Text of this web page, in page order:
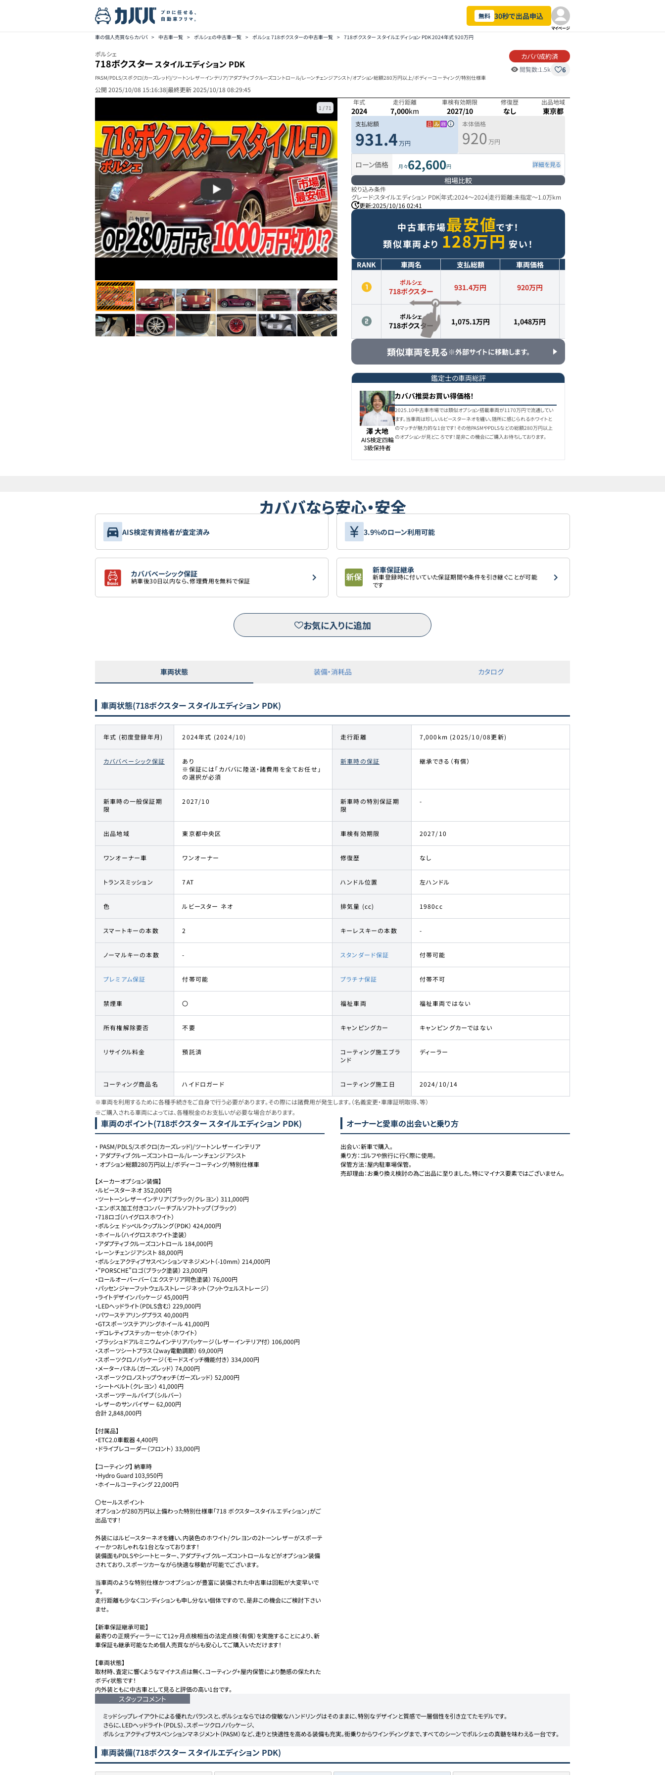
無料 30秒で出品申込
マイページ
車の個人売買ならカババ > 中古車一覧 > ポルシェの中古車一覧 > ポルシェ 718ボクスターの中古車一覧 > 718ボクスター スタイルエディション PDK 2024年式 920万円
ポルシェ
718ボクスタースタイルエディション PDK
PASM/PDLS/スポクロ(カーズレッド)/ツートンレザーインテリア/アダプティブクルーズコントロール/レーンチェンジアシスト/オプション総額280万円以上/ボディーコーティング/特別仕様車
カババ成約済
閲覧数:1.5k 6
公開 2025/10/08 15:16:38|最終更新2025/10/18 08:29:45
1 /71
年式
2024
走行距離
7,000km
車検有効期限
2027/10
修復歴
なし
出品地域
東京都
支払総額
931.4万円
本体価格
920 万円
ローン価格 月々62,600円 詳細を見る
相場比較
絞り込み条件
グレード:スタイルエディション PDK年式:2024～2024走行距離:未指定～1.0万km
更新:2025/10/16 02:41
中古車市場最安値です！
類似車両より 128万円 安い！
RANK 車両名 支払総額 車両価格
ポルシェ
718ボクスター 931.4万円 920万円
ポルシェ
718ボクスター 1,075.1万円 1,048万円
類似車両を見る ※外部サイトに移動します。
鑑定士の車両総評
澤 大地
AIS検定四輪
3級保持者
カババ推奨お買い得価格！
2025.10中古車市場では類似オプション搭載車両が1170万円で流通してい
ます。当車両は珍しいルビースターネオを纏い、随所に感じられるホワイトと
のマッチが魅力的な1台です！その他PASMやPDLSなどの総額280万円以上
のオプションが見どころです！是非この機会にご購入お待ちしております。
カババなら安心・安全
AIS検定有資格者が査定済み 3.9%のローン利用可能
カババベーシック保証
納車後30日以内なら、修理費用を無料で保証
新車保証継承
新車登録時に付いていた保証期間や条件を引き継ぐことが可能
です
お気に入りに追加
車両状態 装備・消耗品 カタログ
車両状態(718ボクスター スタイルエディション PDK)
年式 (初度登録年月) 2024年式 (2024/10) 走行距離 7,000km (2025/10/08更新)
カババベーシック保証
あり
※保証には「カババに陸送・諸費用を全てお任せ」
の選択が必須
新車時の保証 継承できる（有償）
新車時の一般保証期
限
2027/10
新車時の特別保証期
限
-
出品地域 東京都中央区 車検有効期限 2027/10
ワンオーナー車 ワンオーナー 修復歴 なし
トランスミッション 7AT ハンドル位置 左ハンドル
色 ルビースター ネオ 排気量 (cc) 1980cc
スマートキーの本数 2 キーレスキーの本数 -
ノーマルキーの本数 - スタンダード保証 付帯可能
プレミアム保証 付帯可能 プラチナ保証 付帯不可
禁煙車 〇 福祉車両 福祉車両ではない
所有権解除要否 不要 キャンピングカー キャンピングカーではない
リサイクル料金 預託済
コーティング施工ブラ
ンド
ディーラー
コーティング商品名 ハイドロガード コーティング施工日 2024/10/14
※車両を利用するために各種手続きをご自身で行う必要があります。その際には諸費用が発生します。（名義変更・車庫証明取得、等）
※ご購入される車両によっては、各種税金のお支払いが必要な場合があります。
車両のポイント(718ボクスター スタイルエディション PDK)
・ PASM/PDLS/スポクロ(カーズレッド)/ツートンレザーインテリア
・ アダプティブクルーズコントロール/レーンチェンジアシスト
・ オプション総額280万円以上/ボディーコーティング/特別仕様車
【メーカーオプション装備】
・ルビースターネオ 352,000円
・ツートーンレザーインテリア（ブラック/クレヨン） 311,000円
・エンボス加工付きコンバーチブルソフトトップ（ブラック）
・718ロゴ（ハイグロスホワイト）
・ポルシェ ドッペルクップルング（PDK） 424,000円
・ホイール（ハイグロスホワイト塗装）
・アダプティブクルーズコントロール 184,000円
・レーンチェンジアシスト 88,000円
・ポルシェアクティブサスペンションマネジメント（-10mm） 214,000円
・“PORSCHE”ロゴ（ブラック塗装） 23,000円
・ロールオーバーバー（エクステリア同色塗装） 76,000円
・パッセンジャーフットウェルストレージネット（フットウェルストレージ）
・ライトデザインパッケージ 45,000円
・LEDヘッドライト（PDLS含む） 229,000円
・パワーステアリングプラス 40,000円
・GTスポーツステアリングホイール 41,000円
・デコレティブステッカーセット（ホワイト）
・ブラッシュドアルミニウムインテリアパッケージ（レザーインテリア付） 106,000円
・スポーツシートプラス（2way電動調節） 69,000円
・スポーツクロノパッケージ（モードスイッチ機能付き） 334,000円
・メーターパネル（ガーズレッド） 74,000円
・スポーツクロノストップウォッチ（ガーズレッド） 52,000円
・シートベルト（クレヨン） 41,000円
・スポーツテールパイプ（シルバー）
・レザーのサンバイザー 62,000円
合計 2,848,000円
【付属品】
・ETC2.0車載器 4,400円
・ドライブレコーダー（フロント） 33,000円
【コーティング】 納車時
・Hydro Guard 103,950円
・ホイールコーティング 22,000円
〇セールスポイント
オプションが280万円以上備わった特別仕様車「718 ボクスタースタイルエディション」がご
出品です！
外装にはルビースターネオを纏い、内装色のホワイト/クレヨンの2トーンレザーがスポーテ
ィーかつおしゃれな1台となっております！
装備面もPDLSやシートヒーター、アダプティブクルーズコントロールなどがオプション装備
されており、スポーツカーながら快適な移動が可能でございます。
当車両のような特別仕様かつオプションが豊富に装備された中古車は回転が大変早いで
す。
走行距離も少なくコンディションも申し分ない個体ですので、是非この機会にご検討下さい
ませ。
【新車保証継承可能】
最寄りの正規ディーラーにて12ヶ月点検相当の法定点検（有償）を実施することにより、新
車保証も継承可能なため個人売買ながらも安心してご購入いただけます！
【車両状態】
取材時、査定に響くようなマイナス点は無く、コーティング+屋内保管により艶感の保たれた
ボディ状態です！
内外装ともに中古車として見ると評価の高い1台です。
オーナーと愛車の出会いと乗り方
出会い：新車で購入。
乗り方：ゴルフや旅行に行く際に使用。
保管方法：屋内駐車場保管。
売却理由：お乗り換え検討の為ご出品に至りました。特にマイナス要素ではございません。
スタッフコメント
ミッドシップレイアウトによる優れたバランスと、ポルシェならではの俊敏なハンドリングはそのままに、特別なデザインと質感で一層個性を引き立てたモデルです。
さらに、LEDヘッドライト（PDLS）、スポーツクロノパッケージ、
ポルシェアクティブサスペンションマネジメント（PASM）など、走りと快適性を高める装備も充実。街乗りからワインディングまで、すべてのシーンでポルシェの真髄を味わえる一台です。
車両装備(718ボクスター スタイルエディション PDK)